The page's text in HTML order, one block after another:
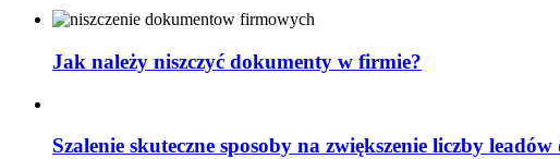
Jak należy niszczyć dokumenty w firmie?
Szalenie skuteczne sposoby na zwiększenie liczby